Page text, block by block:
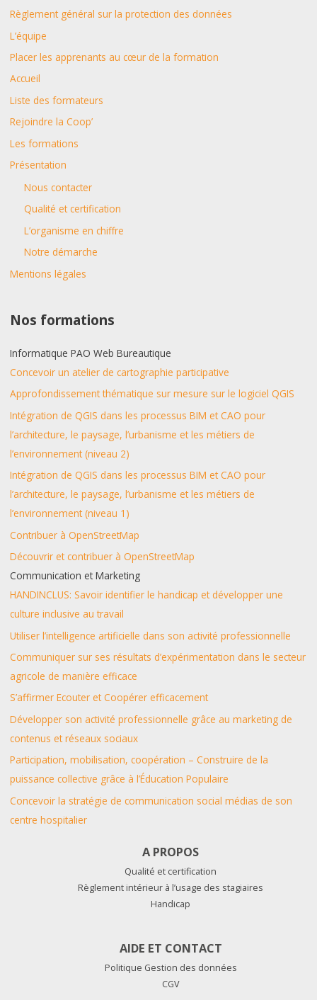
:
Règlement général sur la protection des données
L’équipe
Placer les apprenants au cœur de la formation
Accueil
Liste des formateurs
Rejoindre la Coop’
Les formations
Présentation
Nous contacter
Qualité et certification
L’organisme en chiffre
Notre démarche
Mentions légales
Nos formations
Informatique PAO Web Bureautique
Concevoir un atelier de cartographie participative
Approfondissement thématique sur mesure sur le logiciel QGIS
Intégration de QGIS dans les processus BIM et CAO pour
l’architecture, le paysage, l’urbanisme et les métiers de
l’environnement (niveau 2)
Intégration de QGIS dans les processus BIM et CAO pour
l’architecture, le paysage, l’urbanisme et les métiers de
l’environnement (niveau 1)
Contribuer à OpenStreetMap
Découvrir et contribuer à OpenStreetMap
Communication et Marketing
HANDINCLUS: Savoir identifier le handicap et développer une
culture inclusive au travail
Utiliser l’intelligence artificielle dans son activité professionnelle
Communiquer sur ses résultats d’expérimentation dans le secteur
agricole de manière efficace
S’affirmer Ecouter et Coopérer efficacement
Développer son activité professionnelle grâce au marketing de
contenus et réseaux sociaux
Participation, mobilisation, coopération – Construire de la
puissance collective grâce à l’Éducation Populaire
Concevoir la stratégie de communication social médias de son
centre hospitalier
A PROPOS
Qualité et certification
Règlement intérieur à l’usage des stagiaires
Handicap
AIDE ET CONTACT
Politique Gestion des données
CGV